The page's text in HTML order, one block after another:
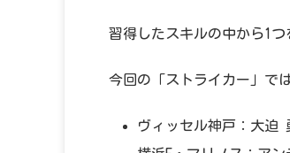
習得したスキルの中から1つ
今回の「ストライカー」で
ヴィッセル神戸：大迫